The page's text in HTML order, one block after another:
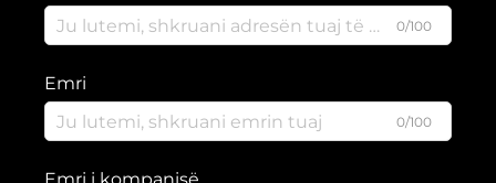
0/100
Emri
0/100